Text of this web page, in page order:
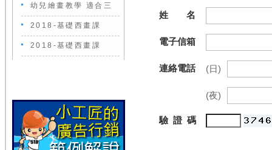
幼兒繪畫教學 適合三
2018-基礎西畫課
2018-基礎西畫課
姓 名
電子信箱
連絡電話 (日)
(夜)
驗 證 碼